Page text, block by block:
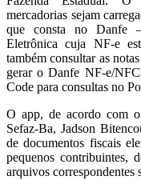
mercadorias sejam
que consta no Danfe
Eletrônica cuja NF-e
também consultar as
gerar o Danfe NF-e/
Code para consultas no
O app, de acordo com
Sefaz-Ba, Jadson
de documentos fiscais
pequenos contribuintes,
arquivos correspondentes